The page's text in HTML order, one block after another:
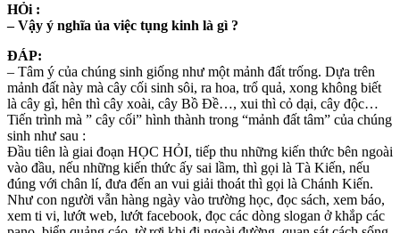
HỎi :
– Vậy ý nghĩa ủa việc tụng kinh là gì ?
ĐÁP:
– Tâm ý của chúng sinh giống như một mảnh đất trống. Dựa trên
mảnh đất này mà cây cối sinh sôi, ra hoa, trổ quả, xong không biết
là cây gì, hên thì cây xoài, cây Bồ Đề…, xui thì cỏ dại, cây độc…
Tiến trình mà ” cây cối” hình thành trong “mảnh đất tâm” của chúng
sinh như sau :
Đầu tiên là giai đoạn HỌC HỎI, tiếp thu những kiến thức bên ngoài
vào đầu, nếu những kiến thức ấy sai lầm, thì gọi là Tà Kiến, nếu
đúng với chân lí, đưa đến an vui giải thoát thì gọi là Chánh Kiến.
Như con người vẫn hàng ngày vào trường học, đọc sách, xem báo,
xem ti vi, lướt web, lướt facebook, đọc các dòng slogan ở khắp các